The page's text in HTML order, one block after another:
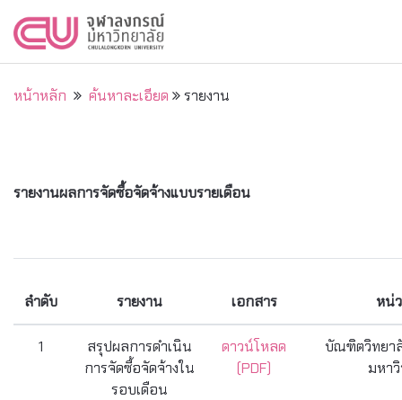
หน้าหลัก ค้นหาละเอียด รายงาน
รายงานผลการจัดซื้อจัดจ้างแบบรายเดือน
ลำดับ รายงาน เอกสาร หน่
1
สรุปผลการดำเนิน
การจัดซื้อจัดจ้างใน
รอบเดือน
ดาวน์โหลด
(PDF)
บัณฑิตวิทยา
มหา